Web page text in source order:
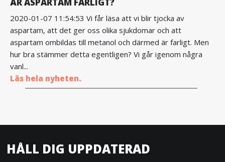
2020-01-07 11:54:53 Vi får läsa att vi blir tjocka av
aspartam, att det ger oss olika sjukdomar och att
aspartam ombildas till metanol och därmed är farligt. Men
hur bra stämmer detta egentligen? Vi går igenom några
vanl...
Läs hela nyheten.
HÅLL DIG UPPDATERAD